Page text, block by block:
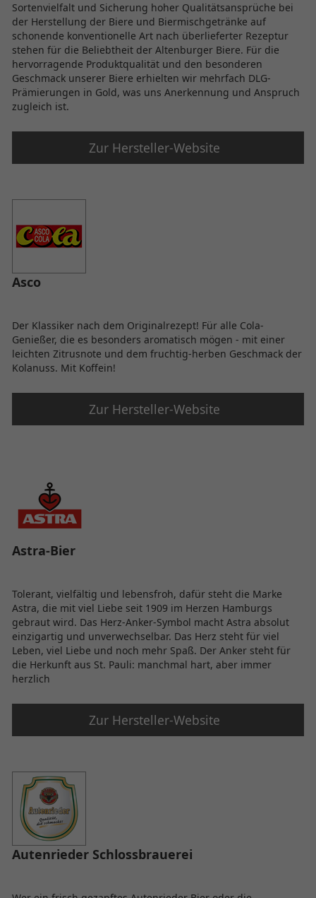
Sortenvielfalt und Sicherung hoher Qualitätsansprüche bei
der Herstellung der Biere und Biermischgetränke auf
schonende konventionelle Art nach überlieferter Rezeptur
stehen für die Beliebtheit der Altenburger Biere. Für die
hervorragende Produktqualität und den besonderen
Geschmack unserer Biere erhielten wir mehrfach DLG-
Prämierungen in Gold, was uns Anerkennung und Anspruch
zugleich ist.
Zur Hersteller-Website
Asco
Der Klassiker nach dem Originalrezept! Für alle Cola-
Genießer, die es besonders aromatisch mögen - mit einer
leichten Zitrusnote und dem fruchtig-herben Geschmack der
Kolanuss. Mit Koffein!
Zur Hersteller-Website
Astra-Bier
Tolerant, vielfältig und lebensfroh, dafür steht die Marke
Astra, die mit viel Liebe seit 1909 im Herzen Hamburgs
gebraut wird. Das Herz-Anker-Symbol macht Astra absolut
einzigartig und unverwechselbar. Das Herz steht für viel
Leben, viel Liebe und noch mehr Spaß. Der Anker steht für
die Herkunft aus St. Pauli: manchmal hart, aber immer
herzlich
Zur Hersteller-Website
Autenrieder Schlossbrauerei